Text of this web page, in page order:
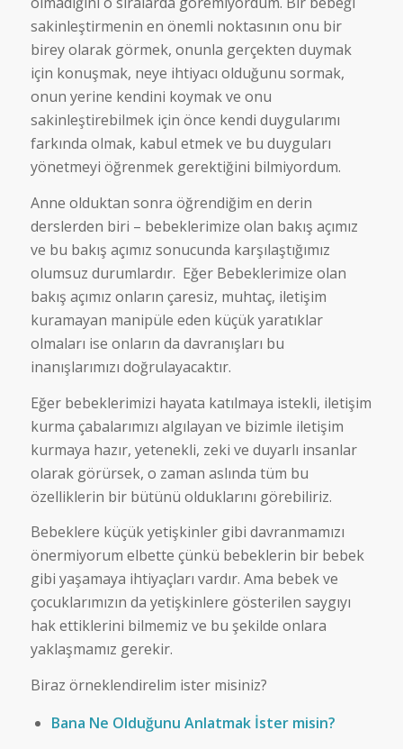
sakinleştirmenin en önemli noktasının onu bir
birey olarak görmek, onunla gerçekten duymak
için konuşmak, neye ihtiyacı olduğunu sormak,
onun yerine kendini koymak ve onu
sakinleştirebilmek için önce kendi duygularımı
farkında olmak, kabul etmek ve bu duyguları
yönetmeyi öğrenmek gerektiğini bilmiyordum.
Anne olduktan sonra öğrendiğim en derin
derslerden biri – bebeklerimize olan bakış açımız
ve bu bakış açımız sonucunda karşılaştığımız
olumsuz durumlardır. Eğer Bebeklerimize olan
bakış açımız onların çaresiz, muhtaç, iletişim
kuramayan manipüle eden küçük yaratıklar
olmaları ise onların da davranışları bu
inanışlarımızı doğrulayacaktır.
Eğer bebeklerimizi hayata katılmaya istekli, iletişim
kurma çabalarımızı algılayan ve bizimle iletişim
kurmaya hazır, yetenekli, zeki ve duyarlı insanlar
olarak görürsek, o zaman aslında tüm bu
özelliklerin bir bütünü olduklarını görebiliriz.
Bebeklere küçük yetişkinler gibi davranmamızı
önermiyorum elbette çünkü bebeklerin bir bebek
gibi yaşamaya ihtiyaçları vardır. Ama bebek ve
çocuklarımızın da yetişkinlere gösterilen saygıyı
hak ettiklerini bilmemiz ve bu şekilde onlara
yaklaşmamız gerekir.
Biraz örneklendirelim ister misiniz?
Bana Ne Olduğunu Anlatmak İster misin?